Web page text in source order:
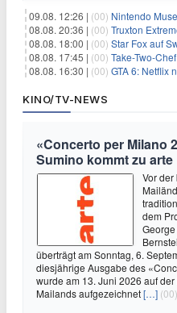
09.08. 12:26 | (00) Nintendo
08.08. 20:36 | (00) Truxton Extreme im
08.08. 18:00 | (00) Star Fox auf
08.08. 17:45 | (00) Take-Two-Chef nennt
08.08. 16:30 | (00) GTA 6: Netflix nennt
KINO/TV-NEWS
«Concerto per Milano
Sumino kommt zu arte
Vor
dem
überträgt am Sonntag, 6.
diesjährige Ausgabe des
wurde am 13. Juni 2026 auf
Mailands aufgezeichnet[…] (00)